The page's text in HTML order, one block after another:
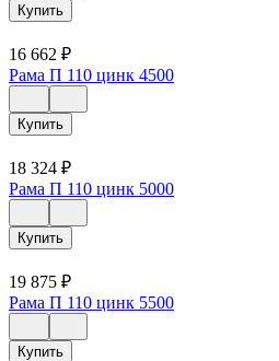
Купить
16 662 ₽
Рама П 110 цинк 4500
Купить
18 324 ₽
Рама П 110 цинк 5000
Купить
19 875 ₽
Рама П 110 цинк 5500
Купить